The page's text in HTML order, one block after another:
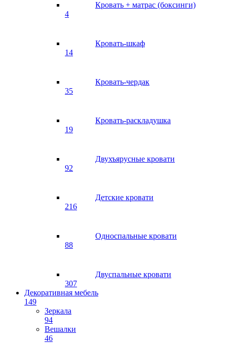
Кровать + матрас (боксинги)
4
Кровать-шкаф
14
Кровать-чердак
35
Кровать-раскладушка
19
Двухъярусные кровати
92
Детские кровати
216
Односпальные кровати
88
Двуспальные кровати
307
Декоративная мебель
149
Зеркала
94
Вешалки
46